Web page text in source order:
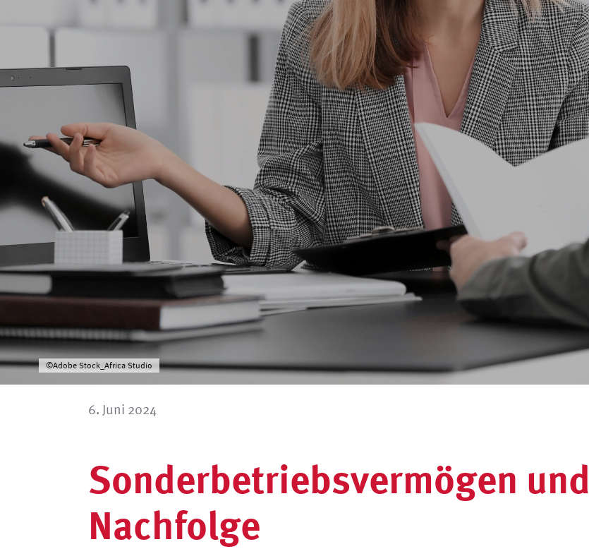
©Adobe Stock_Africa Studio
6. Juni 2024
Sonderbetriebsvermögen und
Nachfolge